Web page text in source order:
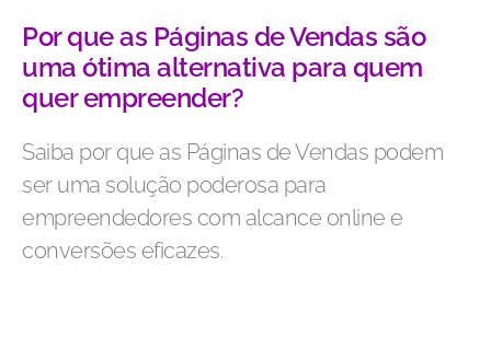
Por que as Páginas de Vendas são
uma ótima alternativa para quem
quer empreender?
Saiba por que as Páginas de Vendas podem
ser uma solução poderosa para
empreendedores com alcance online e
conversões eficazes.